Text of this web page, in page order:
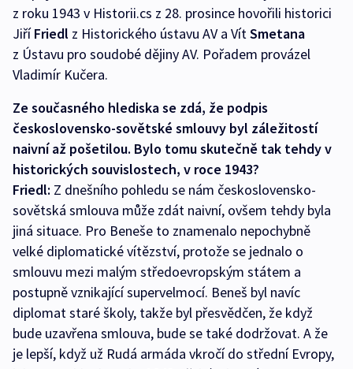
z roku 1943 v Historii.cs z 28. prosince hovořili historici
JiříFriedl z Historického ústavu AV a VítSmetana
z Ústavu pro soudobé dějiny AV. Pořadem provázel
Vladimír Kučera.
Ze současného hlediska se zdá, že podpis
československo-sovětské smlouvy byl záležitostí
naivní až pošetilou. Bylo tomu skutečně tak tehdy v
historických souvislostech, v roce 1943?
Friedl: Z dnešního pohledu se nám československo-
sovětská smlouva může zdát naivní, ovšem tehdy byla
jiná situace. Pro Beneše to znamenalo nepochybně
velké diplomatické vítězství, protože se jednalo o
smlouvu mezi malým středoevropským státem a
postupně vznikající supervelmocí. Beneš byl navíc
diplomat staré školy, takže byl přesvědčen, že když
bude uzavřena smlouva, bude se také dodržovat. A že
je lepší, když už Rudá armáda vkročí do střední Evropy,